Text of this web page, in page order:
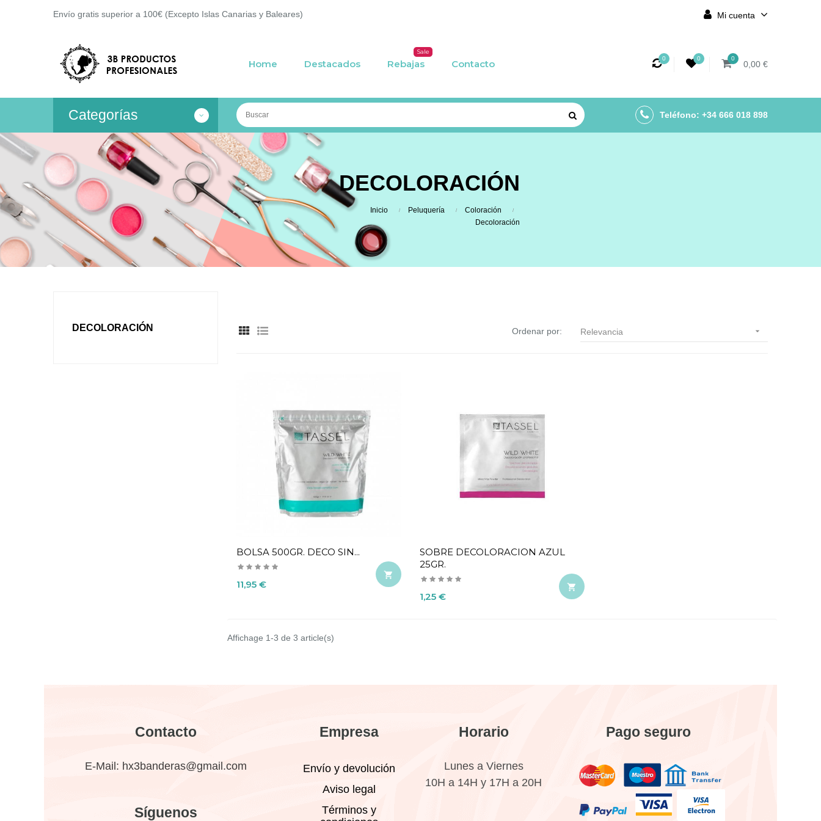
Envío gratis superior a 100€ (Excepto Islas Canarias y Baleares) Mi cuenta
Home Destacados Rebajas
Sale
Contacto 0 0 0
0,00 €
Categorías Teléfono: +34 666 018 898
DECOLORACIÓN
Inicio Peluquería
Coloración
Decoloración
DECOLORACIÓN Ordenar por: Relevancia 
BOLSA 500GR. DECO SIN...
Precio
11,95 €

SOBRE DECOLORACION AZUL
25GR.
Precio
1,25 €

Affichage 1-3 de 3 article(s)
Contacto
E-Mail: hx3banderas@gmail.com
Síguenos
Empresa
Envío y devolución
Aviso legal
Términos y
Horario
Lunes a Viernes
10H a 14H y 17H a 20H
Pago seguro